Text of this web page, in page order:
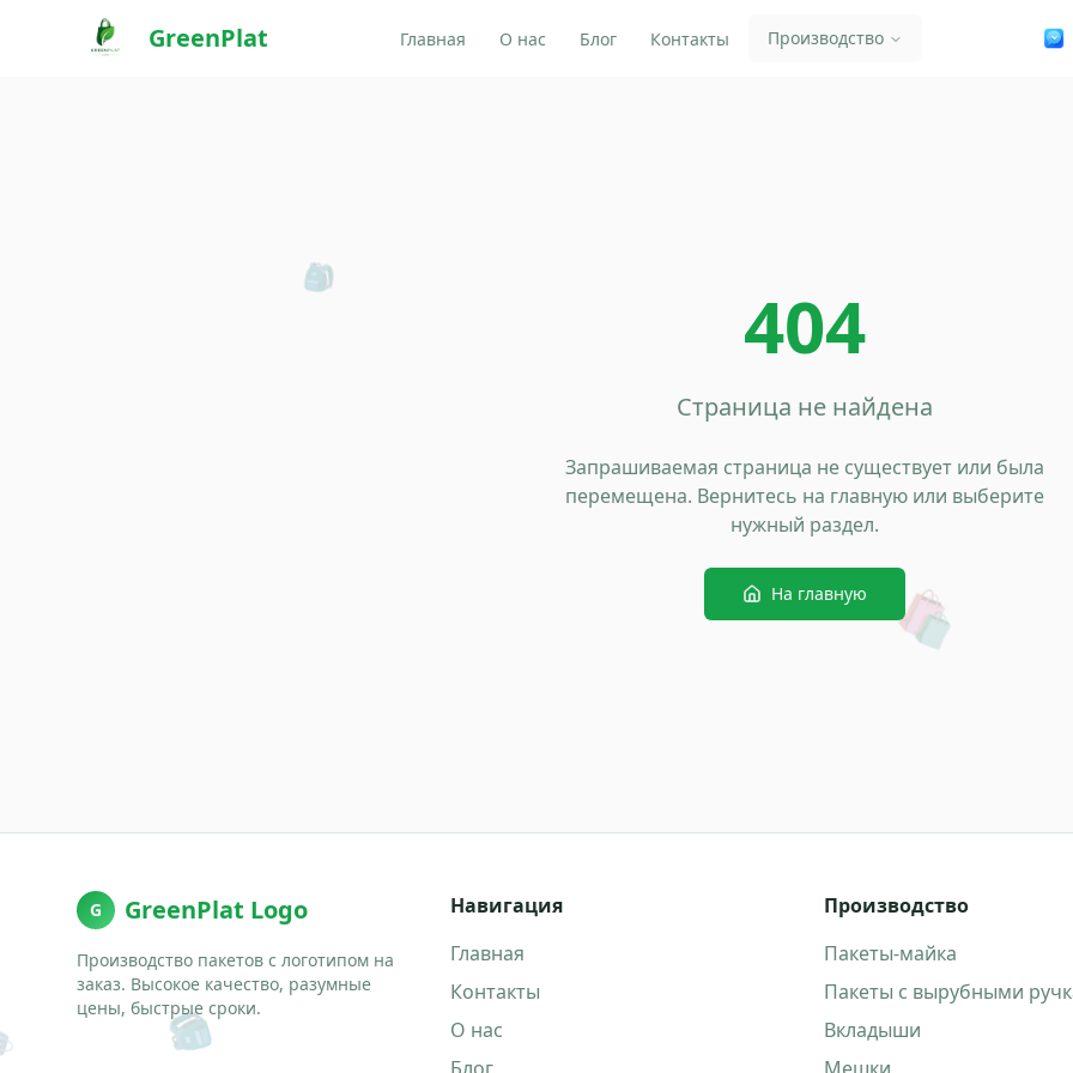
🎒
🎒
🛍️
GreenPlat Главная О нас Блог Контакты Производство
404
Страница не найдена
Запрашиваемая страница не существует или была
перемещена. Вернитесь на главную или выберите
нужный раздел.
На главную
G GreenPlat Logo
Производство пакетов с логотипом на
заказ. Высокое качество, разумные
цены, быстрые сроки.
Навигация
Главная
Контакты
О нас
Производство
Пакеты-майка
Пакеты с вырубными
Вкладыши